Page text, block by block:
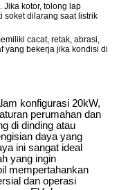
Jika kotor, tolong lap
soket dilarang saat listrik
cacat, retak, abrasi,
yang bekerja jika kondisi di
konfigurasi 20kW,
perumahan dan
di dinding atau
daya yang
ini sangat ideal
yang ingin
mempertahankan
dan operasi